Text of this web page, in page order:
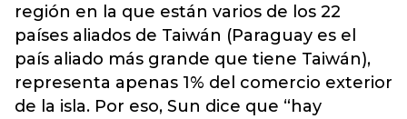
región en la que están varios de los 22
países aliados de Taiwán (Paraguay es el
país aliado más grande que tiene Taiwán),
representa apenas 1% del comercio exterior
de la isla. Por eso, Sun dice que “hay